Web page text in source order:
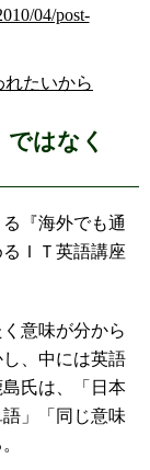
たいから
ではなく
『海外でも通
ＩＴ英語講座
意味が分から
、中には英語
氏は、「日本
」「同じ意味